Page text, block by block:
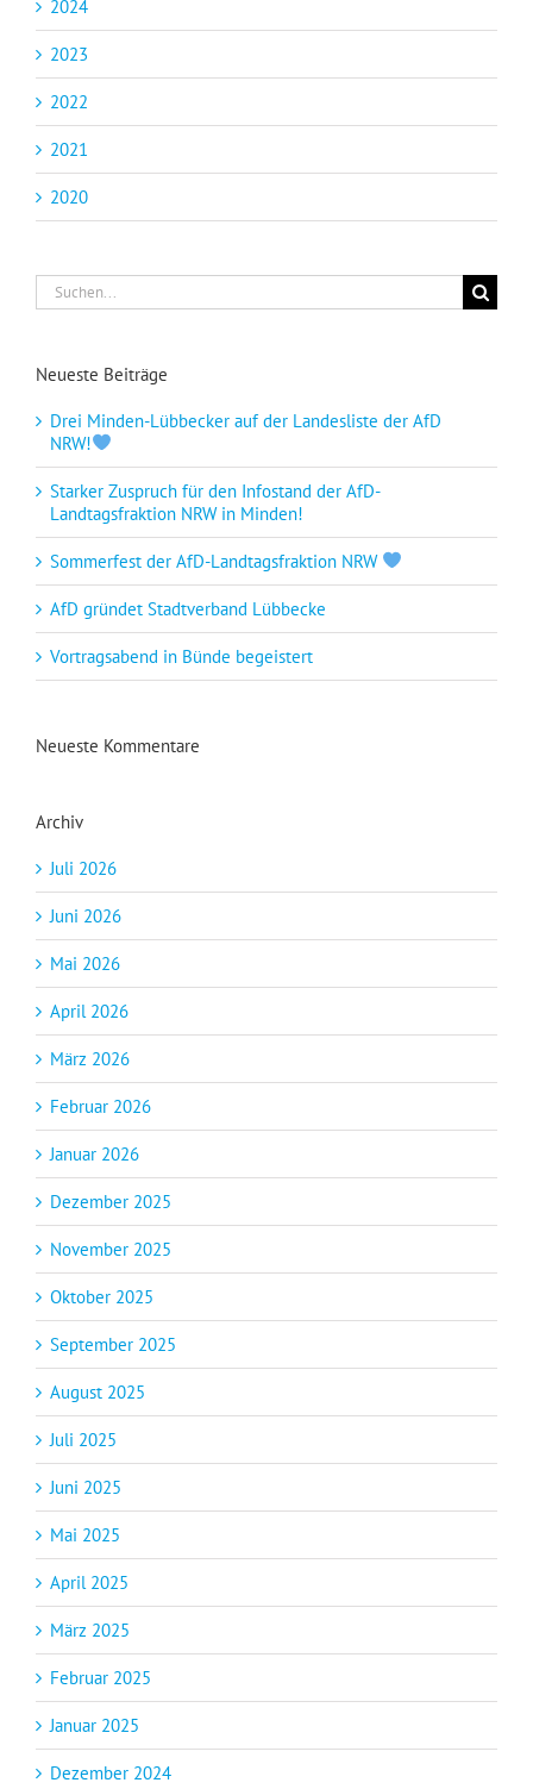
2024
2023
2022
2021
2020
Suche
nach:
Neueste Beiträge
Drei Minden-Lübbecker auf der Landesliste der AfD
NRW!
Starker Zuspruch für den Infostand der AfD-
Landtagsfraktion NRW in Minden!
Sommerfest der AfD-Landtagsfraktion NRW
AfD gründet Stadtverband Lübbecke
Vortragsabend in Bünde begeistert
Neueste Kommentare
Archiv
Juli 2026
Juni 2026
Mai 2026
April 2026
März 2026
Februar 2026
Januar 2026
Dezember 2025
November 2025
Oktober 2025
September 2025
August 2025
Juli 2025
Juni 2025
Mai 2025
April 2025
März 2025
Februar 2025
Januar 2025
Dezember 2024